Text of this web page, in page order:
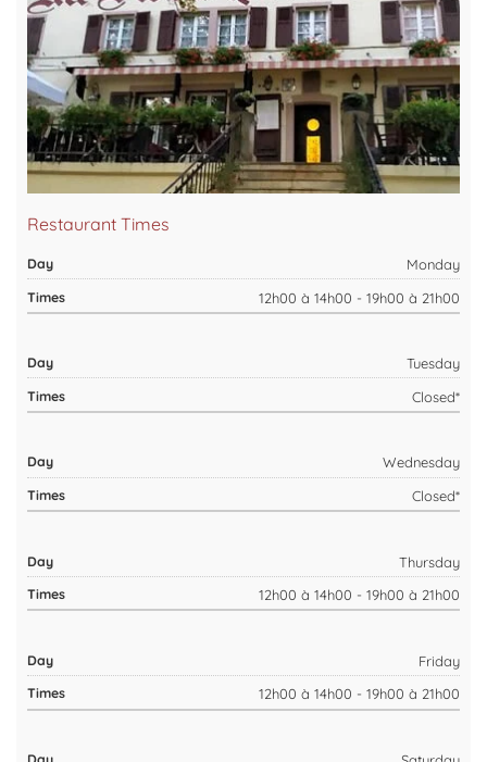
Restaurant Times
Monday
12h00 à 14h00 - 19h00 à 21h00
Tuesday
Closed*
Wednesday
Closed*
Thursday
12h00 à 14h00 - 19h00 à 21h00
Friday
12h00 à 14h00 - 19h00 à 21h00